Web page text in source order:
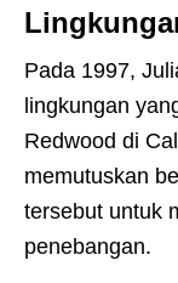
Pada 1997,
lingkungan
Redwood di
memutuskan
tersebut untuk
penebangan.